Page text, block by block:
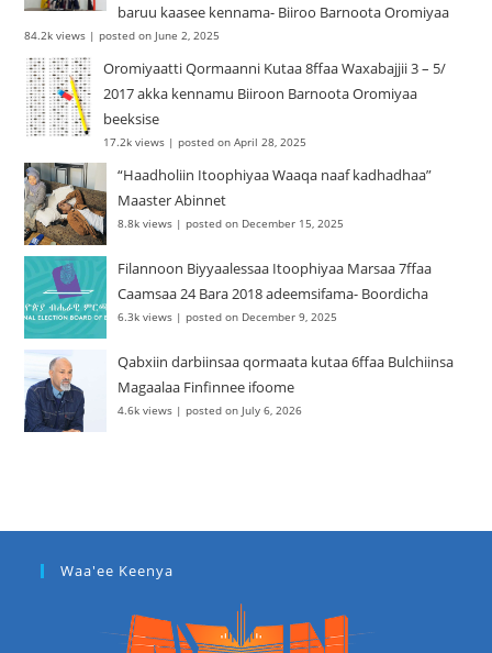
baruu kaasee kennama- Biiroo Barnoota Oromiyaa
84.2k views |posted on June 2, 2025
Oromiyaatti Qormaanni Kutaa 8ffaa Waxabajjii 3 – 5/
2017 akka kennamu Biiroon Barnoota Oromiyaa
beeksise
17.2k views |posted on April 28, 2025
“Haadholiin Itoophiyaa Waaqa naaf kadhadhaa”
Maaster Abinnet
8.8k views |posted on December 15, 2025
Filannoon Biyyaalessaa Itoophiyaa Marsaa 7ffaa
Caamsaa 24 Bara 2018 adeemsifama- Boordicha
6.3k views |posted on December 9, 2025
Qabxiin darbiinsaa qormaata kutaa 6ffaa Bulchiinsa
Magaalaa Finfinnee ifoome
4.6k views |posted on July 6, 2026
Waa'ee Keenya